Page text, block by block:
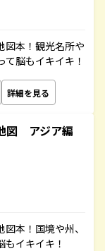
図本！観光名所や
脳もイキイキ！
詳細を見る
図 アジア編
本！国境や州、
イキイキ！